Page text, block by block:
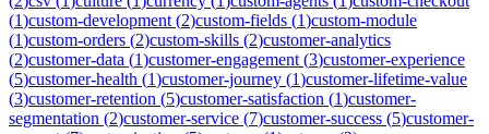
(1)custom-development (2)custom-fields (1)custom-module
(1)custom-orders (2)custom-skills (2)customer-analytics
(2)customer-data (1)customer-engagement (3)customer-experience
(5)customer-health (1)customer-journey (1)customer-lifetime-value
(3)customer-retention (5)customer-satisfaction (1)customer-
segmentation (2)customer-service (7)customer-success (5)customer-